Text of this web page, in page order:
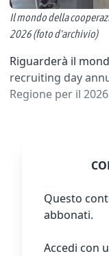
Il mondo della
2026 (foto d'archivio)
Riguarderà il
recruiting day
Regione per il
Questo
abbonati.
Accedi con